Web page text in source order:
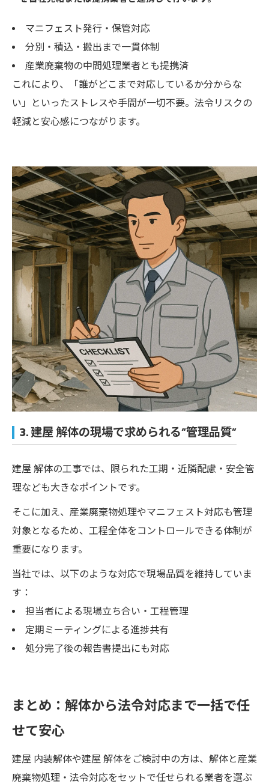
マニフェスト発行・保管対応
分別・積込・搬出まで一貫体制
産業廃棄物の中間処理業者とも提携済
これにより、「誰がどこまで対応しているか分からな
い」といったストレスや手間が一切不要。法令リスクの
軽減と安心感につながります。
3. 建屋 解体の現場で求められる“管理品質”
建屋 解体の工事では、限られた工期・近隣配慮・安全管
理なども大きなポイントです。
そこに加え、産業廃棄物処理やマニフェスト対応も管理
対象となるため、工程全体をコントロールできる体制が
重要になります。
当社では、以下のような対応で現場品質を維持していま
す：
担当者による現場立ち合い・工程管理
定期ミーティングによる進捗共有
処分完了後の報告書提出にも対応
まとめ：解体から法令対応まで一括で任
せて安心
建屋 内装解体や建屋 解体をご検討中の方は、解体と産業
廃棄物処理・法令対応をセットで任せられる業者を選ぶ